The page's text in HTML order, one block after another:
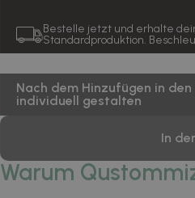
Bestelle jetzt und erhalte
Standardproduktion.
Nach dem Hinzufügen in
individuell gestalten
In
Warum